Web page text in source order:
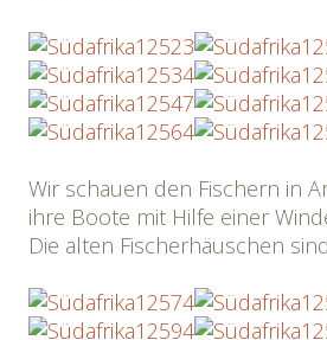
Wir schauen den Fischern in
ihre Boote mit Hilfe einer
Die alten Fischerhäuschen